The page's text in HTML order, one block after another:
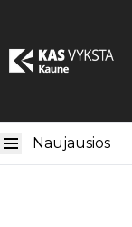
Naujausios